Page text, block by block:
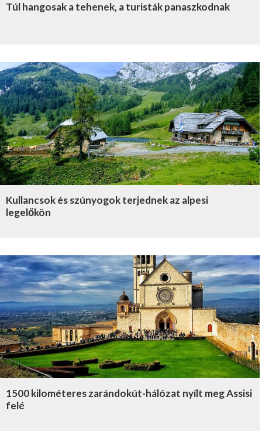
Túl hangosak a tehenek, a turisták panaszkodnak
Kullancsok és szúnyogok terjednek az alpesi
legelőkön
1500 kilométeres zarándokút-hálózat nyílt meg Assisi
felé